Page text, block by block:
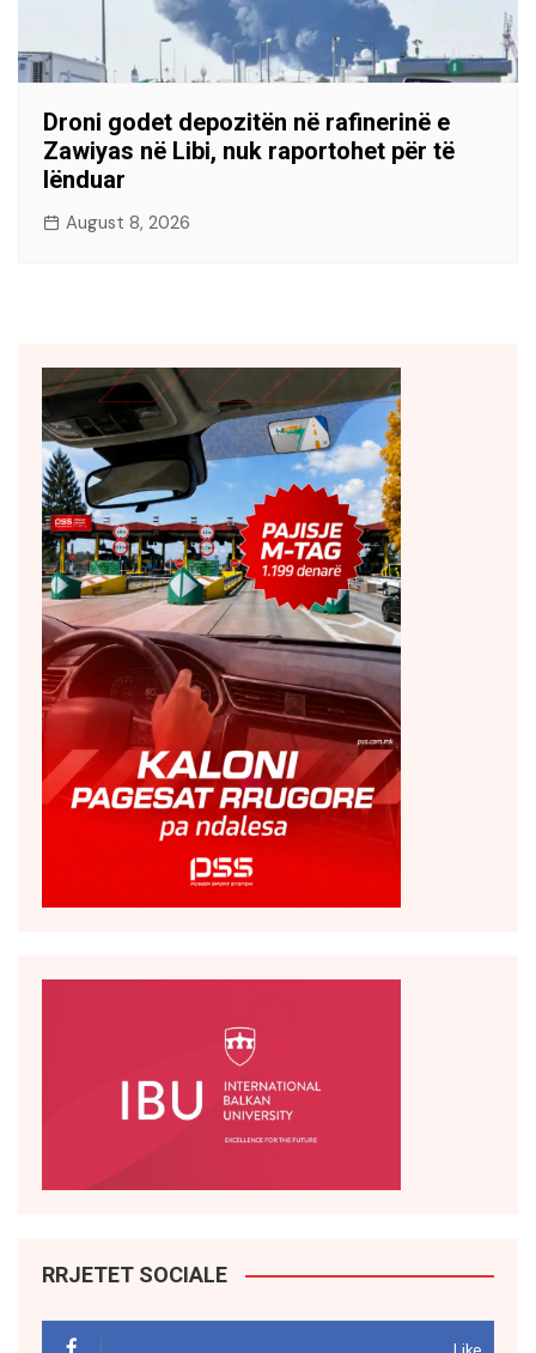
Droni godet depozitën në rafinerinë e
Zawiyas në Libi, nuk raportohet për të
lënduar
August 8, 2026
RRJETET SOCIALE